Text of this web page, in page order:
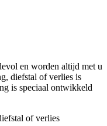
en worden altijd met u
diefstal of verlies is
is speciaal ontwikkeld
of verlies